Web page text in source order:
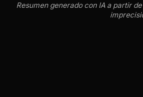
Resumen generado con IA a partir